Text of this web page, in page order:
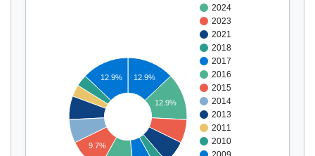
Affichage par
2024
2023
2021
2018
2017
2016
2015
2014
2013
2011
2010
12.9%
12.9%
12.9%
9.7%